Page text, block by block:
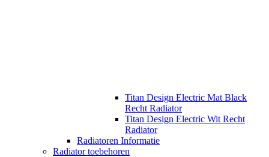
Titan Design Electric Mat Black
Recht Radiator
Titan Design Electric Wit Recht
Radiator
Radiatoren Informatie
Radiator toebehoren